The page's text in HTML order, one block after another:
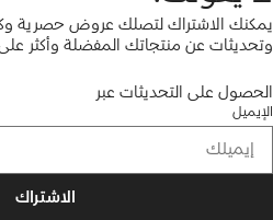
يمكنك الاشتراك لتصلك عروض حصرية
وتحديثات عن منتجاتك المفضلة وأكثر
الحصول على التحديثات عبر
الإيميل
الاشتراك